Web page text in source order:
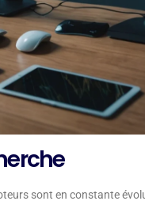
sont en constante